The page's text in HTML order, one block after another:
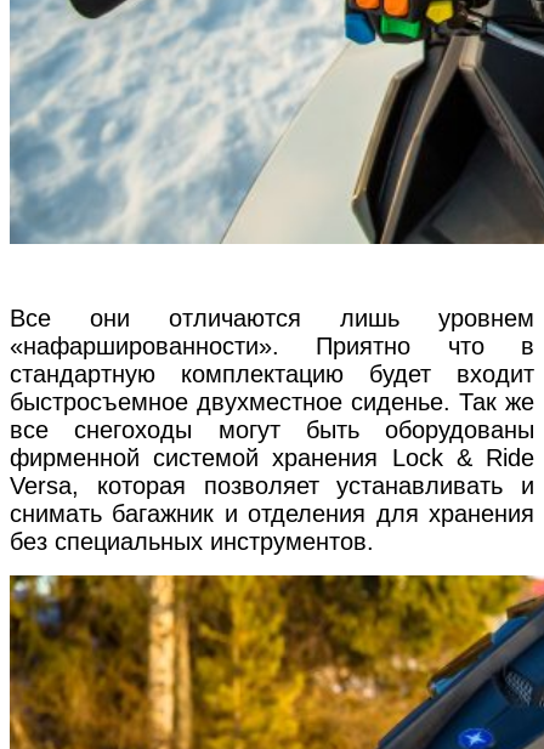
Все они отличаются лишь уровнем
«нафаршированности». Приятно что в
стандартную комплектацию будет входит
быстросъемное двухместное сиденье. Так же
все снегоходы могут быть оборудованы
фирменной системой хранения Lock & Ride
Versa, которая позволяет устанавливать и
снимать багажник и отделения для хранения
без специальных инструментов.